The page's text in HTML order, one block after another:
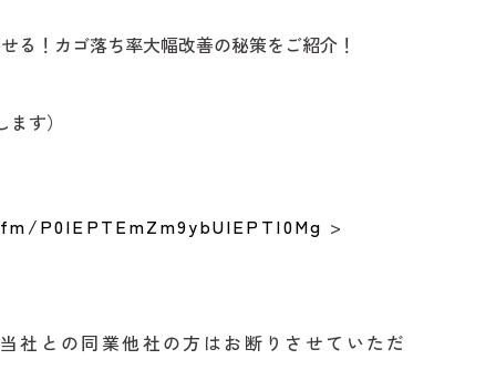
る！カゴ落ち率大幅改善の秘策をご紹介！
す）
>
との同業他社の方はお断りさせていただ